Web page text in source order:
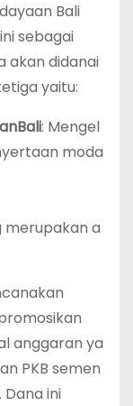
Bali
sebagai
akan didanai
yaitu:
Bali: Mengel
moda
merupakan a
anggaran ya
PKB semen
Dana ini